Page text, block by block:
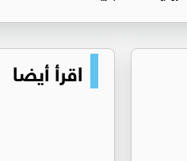
اقرأ أيضا